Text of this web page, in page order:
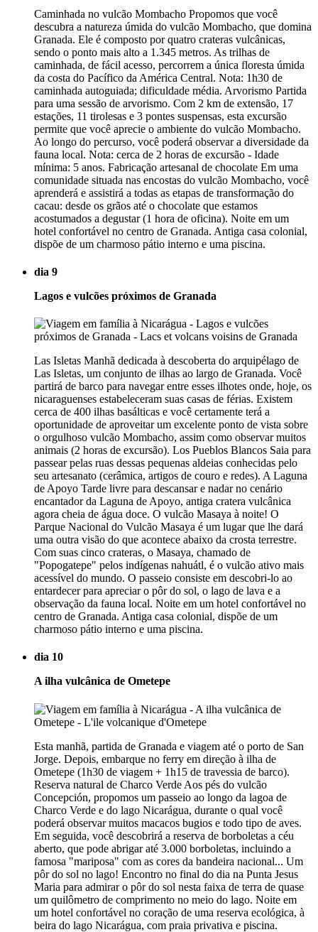
Caminhada no vulcão Mombacho Propomos que você
descubra a natureza úmida do vulcão Mombacho, que domina
Granada. Ele é composto por quatro crateras vulcânicas,
sendo o ponto mais alto a 1.345 metros. As trilhas de
caminhada, de fácil acesso, percorrem a única floresta úmida
da costa do Pacífico da América Central. Nota: 1h30 de
caminhada autoguiada; dificuldade média. Arvorismo Partida
para uma sessão de arvorismo. Com 2 km de extensão, 17
estações, 11 tirolesas e 3 pontes suspensas, esta excursão
permite que você aprecie o ambiente do vulcão Mombacho.
Ao longo do percurso, você poderá observar a diversidade da
fauna local. Nota: cerca de 2 horas de excursão - Idade
mínima: 5 anos. Fabricação artesanal de chocolate Em uma
comunidade situada nas encostas do vulcão Mombacho, você
aprenderá e assistirá a todas as etapas de transformação do
cacau: desde os grãos até o chocolate que estamos
acostumados a degustar (1 hora de oficina). Noite em um
hotel confortável no centro de Granada. Antiga casa colonial,
dispõe de um charmoso pátio interno e uma piscina.
dia 9
Lagos e vulcões próximos de Granada
Las Isletas Manhã dedicada à descoberta do arquipélago de
Las Isletas, um conjunto de ilhas ao largo de Granada. Você
partirá de barco para navegar entre esses ilhotes onde, hoje, os
nicaraguenses estabeleceram suas casas de férias. Existem
cerca de 400 ilhas basálticas e você certamente terá a
oportunidade de aproveitar um excelente ponto de vista sobre
o orgulhoso vulcão Mombacho, assim como observar muitos
animais (2 horas de excursão). Los Pueblos Blancos Saia para
passear pelas ruas dessas pequenas aldeias conhecidas pelo
seu artesanato (cerâmica, artigos de couro e redes). A Laguna
de Apoyo Tarde livre para descansar e nadar no cenário
encantador da Laguna de Apoyo, antiga cratera vulcânica
agora cheia de água doce. O vulcão Masaya à noite! O
Parque Nacional do Vulcão Masaya é um lugar que lhe dará
uma outra visão do que acontece abaixo da crosta terrestre.
Com suas cinco crateras, o Masaya, chamado de
"Popogatepe" pelos indígenas nahuátl, é o vulcão ativo mais
acessível do mundo. O passeio consiste em descobri-lo ao
entardecer para apreciar o pôr do sol, o lago de lava e a
observação da fauna local. Noite em um hotel confortável no
centro de Granada. Antiga casa colonial, dispõe de um
charmoso pátio interno e uma piscina.
dia 10
A ilha vulcânica de Ometepe
Esta manhã, partida de Granada e viagem até o porto de San
Jorge. Depois, embarque no ferry em direção à ilha de
Ometepe (1h30 de viagem + 1h15 de travessia de barco).
Reserva natural de Charco Verde Aos pés do vulcão
Concepción, propomos um passeio ao longo da lagoa de
Charco Verde e do lago Nicarágua, durante o qual você
poderá observar muitos macacos bugios e todo tipo de aves.
Em seguida, você descobrirá a reserva de borboletas a céu
aberto, que pode abrigar até 3.000 borboletas, incluindo a
famosa "mariposa" com as cores da bandeira nacional... Um
pôr do sol no lago! Encontro no final do dia na Punta Jesus
Maria para admirar o pôr do sol nesta faixa de terra de quase
um quilômetro de comprimento no meio do lago. Noite em
um hotel confortável no coração de uma reserva ecológica, à
beira do lago Nicarágua, com praia privativa e piscina.